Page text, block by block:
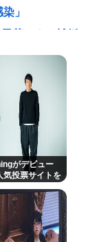
」
ーの超豪華式
医師「ギラ
。死んだ方が
を決意
っちゃ悪化し
れ」が始まっ
ない"
がデビュー
気投票サイトを
きたぞ